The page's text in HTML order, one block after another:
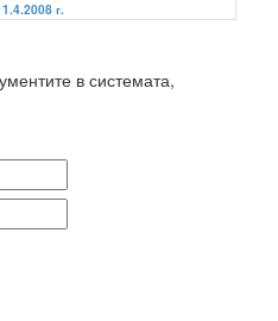
г.
в системата,